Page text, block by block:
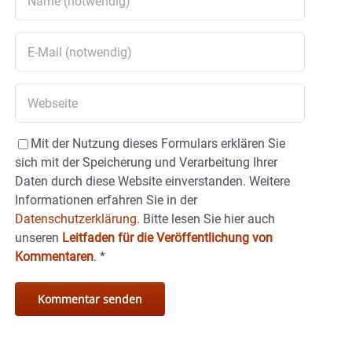
Mit der Nutzung dieses Formulars erklären Sie
sich mit der Speicherung und Verarbeitung Ihrer
Daten durch diese Website einverstanden. Weitere
Informationen erfahren Sie in der
Datenschutzerklärung. Bitte lesen Sie hier auch
unseren Leitfaden für die Veröffentlichung von
Kommentaren. *